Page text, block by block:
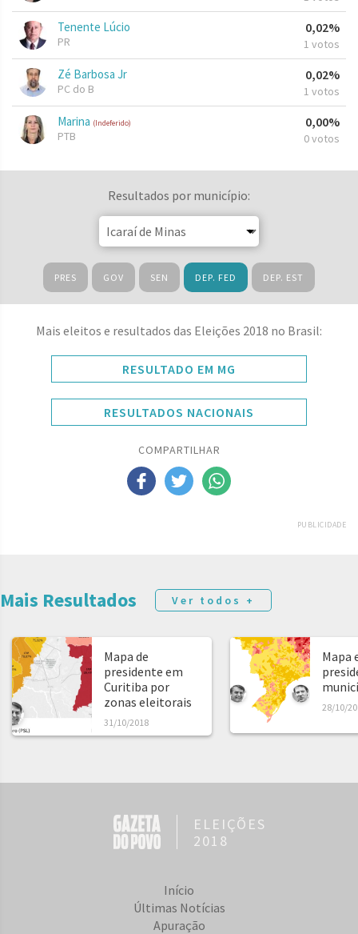
Tenente Lúcio
PR
0,02%
1 votos
Zé Barbosa Jr
PC do B
0,02%
1 votos
Marina (Indeferido)
PTB
0,00%
0 votos
Resultados por município:
PRES GOV SEN DEP. FED DEP. EST
Mais eleitos e resultados das Eleições 2018 no Brasil:
RESULTADO EM MG
RESULTADOS NACIONAIS
COMPARTILHAR
PUBLICIDADE
Mais Resultados Ver todos +
Mapa de
presidente em
Curitiba por
zonas eleitorais
31/10/2018
Mapa
28/10/
ELEIÇÕES
2018
Início
Últimas Notícias
Apuração